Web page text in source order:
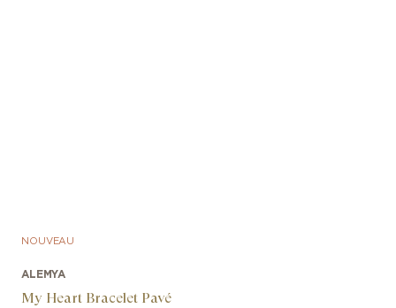
NOUVEAU
ALEMYA
My Heart Bracelet Pavé